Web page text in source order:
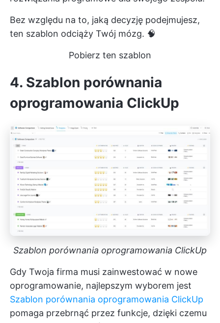
Bez względu na to, jaką decyzję podejmujesz,
ten szablon odciąży Twój mózg. 🧠
Pobierz ten szablon
4. Szablon porównania
oprogramowania ClickUp
Szablon porównania oprogramowania ClickUp
Gdy Twoja firma musi zainwestować w nowe
oprogramowanie, najlepszym wyborem jest
Szablon porównania oprogramowania ClickUp
pomaga przebrnąć przez funkcje, dzięki czemu